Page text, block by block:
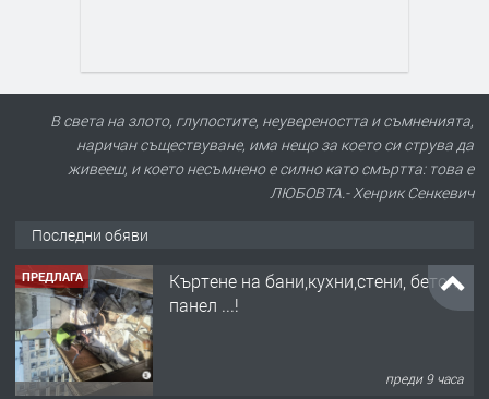
В света на злото, глупостите, неувереността и съмненията,
наричан съществуване, има нещо за което си струва да
живееш, и което несъмнено е силно като смъртта: това е
ЛЮБОВТА.- Хенрик Сенкевич
Последни обяви
ПРЕДЛАГА
Къртене на бани,кухни,стени, бетон,
панел ...!
преди 9 часа